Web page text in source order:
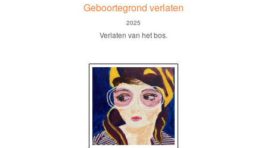
Geboortegrond verlaten
2025
Verlaten van het bos.